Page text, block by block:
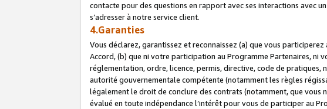
contacte pour des questions en rapport avec ses interactions avec
s’adresser à notre service client.
4.Garanties
Vous déclarez, garantissez et reconnaissez (a) que vous
Accord, (b) que ni votre participation au Programme Partenaires,
réglementation, ordre, licence, permis, directive, code de pratiques,
autorité gouvernementale compétente (notamment les règles
légalement le droit de conclure des contrats (notamment, que vous
évalué en toute indépendance l’intérêt pour vous de participer au